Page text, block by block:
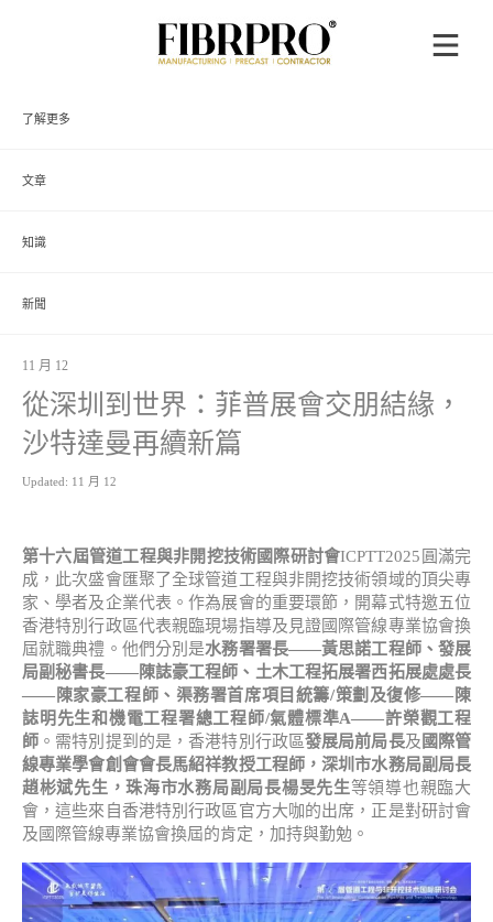
了解更多
文章
知識
新聞
11 月 12
從深圳到世界：菲普展會交朋結緣，
沙特達曼再續新篇
Updated: 11 月 12
第十六屆管道工程與非開挖技術國際研討會ICPTT2025圓滿完
成，此次盛會匯聚了全球管道工程與非開挖技術領域的頂尖專
家、學者及企業代表。作為展會的重要環節，開幕式特邀五位
香港特別行政區代表親臨現場指導及見證國際管線專業協會換
屆就職典禮。他們分別是水務署署長——黃思諾工程師、發展
局副秘書長——陳誌豪工程師、土木工程拓展署西拓展處處長
——陳家豪工程師、渠務署首席項目統籌/策劃及復修——陳
誌明先生和機電工程署總工程師/氣體標準A——許榮觀工程
師 。需特別提到的是，香港特別行政區發展局前局長及 國際管
線專業學會創會會長馬紹祥教授工程師，深圳市水務局副局長
趙彬斌先生，珠海市水務局副局長楊旻先生等領導也親臨大
會，這些來自香港特別行政區官方大咖的出席，正是對研討會
及國際管線專業協會換屆的肯定，加持與勤勉。